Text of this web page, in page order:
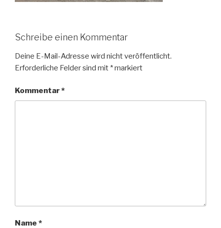
Schreibe einen Kommentar
Deine E-Mail-Adresse wird nicht veröffentlicht.
Erforderliche Felder sind mit *markiert
Kommentar*
Name *